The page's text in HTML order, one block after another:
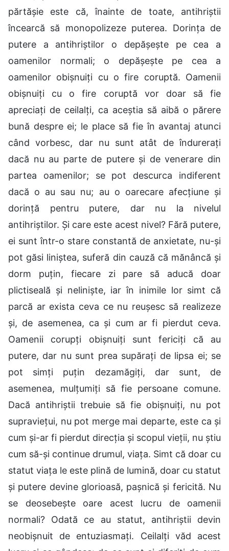
părtășie este că, înainte de toate, antihriștii
încearcă să monopolizeze puterea. Dorința de
putere a antihriștilor o depășește pe cea a
oamenilor normali; o depășește pe cea a
oamenilor obișnuiți cu o fire coruptă. Oamenii
obișnuiți cu o fire coruptă vor doar să fie
apreciați de ceilalți, ca aceștia să aibă o părere
bună despre ei; le place să fie în avantaj atunci
când vorbesc, dar nu sunt atât de îndurerați
dacă nu au parte de putere și de venerare din
partea oamenilor; se pot descurca indiferent
dacă o au sau nu; au o oarecare afecțiune și
dorință pentru putere, dar nu la nivelul
antihriștilor. Și care este acest nivel? Fără putere,
ei sunt într-o stare constantă de anxietate, nu-și
pot găsi liniștea, suferă din cauză că mănâncă și
dorm puțin, fiecare zi pare să aducă doar
plictiseală și neliniște, iar în inimile lor simt că
parcă ar exista ceva ce nu reușesc să realizeze
și, de asemenea, ca și cum ar fi pierdut ceva.
Oamenii corupți obișnuiți sunt fericiți că au
putere, dar nu sunt prea supărați de lipsa ei; se
pot simți puțin dezamăgiți, dar sunt, de
asemenea, mulțumiți să fie persoane comune.
Dacă antihriștii trebuie să fie obișnuiți, nu pot
supraviețui, nu pot merge mai departe, este ca și
cum și-ar fi pierdut direcția și scopul vieții, nu știu
cum să-și continue drumul, viața. Simt că doar cu
statut viața le este plină de lumină, doar cu statut
și putere devine glorioasă, pașnică și fericită. Nu
se deosebește oare acest lucru de oamenii
normali? Odată ce au statut, antihriștii devin
neobișnuit de entuziasmați. Ceilalți văd acest